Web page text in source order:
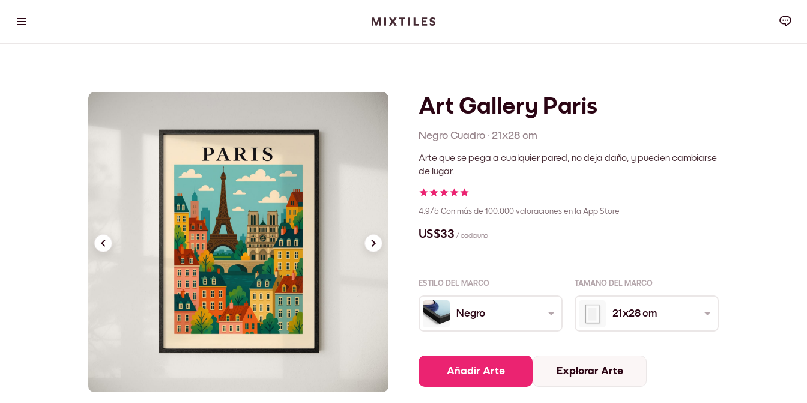
Art Gallery Paris
Negro Cuadro · 21x28 cm
Arte que se pega a cualquier pared, no deja daño, y pueden cambiarse
de lugar.
4.9/5 Con más de 100.000 valoraciones en la App Store
US$33 / cada uno
ESTILO DEL MARCO TAMAÑO DEL MARCO
Negro 21x28 cm
Añadir Arte Explorar Arte